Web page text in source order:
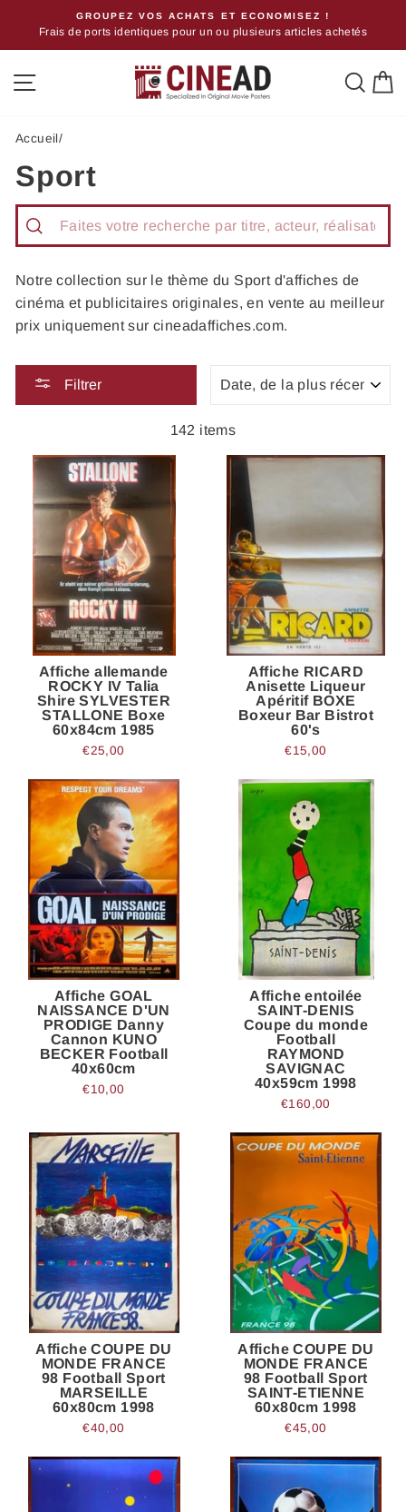
GROUPEZ VOS ACHATS ET ECONOMISEZ !
Frais de ports identiques pour un ou plusieurs articles achetés
Accueil/
Sport
Recherche
Notre collection sur le thème du Sport d'affiches de
cinéma et publicitaires originales, en vente au meilleur
prix uniquement sur cineadaffiches.com.
Filtrer
142 items
Affiche allemande
ROCKY IV Talia
Shire SYLVESTER
STALLONE Boxe
60x84cm 1985
€25,00
Affiche RICARD
Anisette Liqueur
Apéritif BOXE
Boxeur Bar Bistrot
60's
€15,00
Affiche GOAL
NAISSANCE D'UN
PRODIGE Danny
Cannon KUNO
BECKER Football
40x60cm
€10,00
Affiche entoilée
SAINT-DENIS
Coupe du monde
Football
RAYMOND
SAVIGNAC
40x59cm 1998
€160,00
Affiche COUPE DU
MONDE FRANCE
98 Football Sport
MARSEILLE
60x80cm 1998
€40,00
Affiche COUPE DU
MONDE FRANCE
98 Football Sport
SAINT-ETIENNE
60x80cm 1998
€45,00